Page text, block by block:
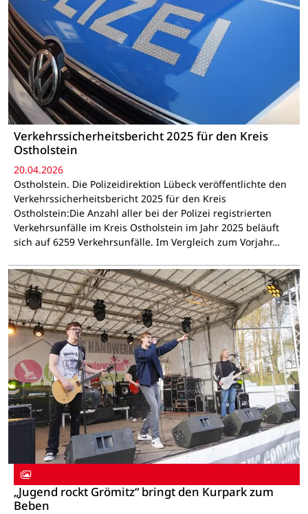
Verkehrssicherheitsbericht 2025 für den Kreis
Ostholstein
20.04.2026
Ostholstein. Die Polizeidirektion Lübeck veröffentlichte den
Verkehrssicherheitsbericht 2025 für den Kreis
Ostholstein:Die Anzahl aller bei der Polizei registrierten
Verkehrsunfälle im Kreis Ostholstein im Jahr 2025 beläuft
sich auf 6259 Verkehrsunfälle. Im Vergleich zum Vorjahr…
„Jugend rockt Grömitz“ bringt den Kurpark zum
Beben